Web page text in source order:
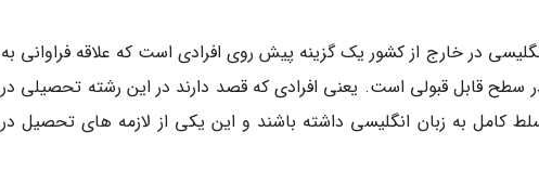
در خارج از کشور یک گزینه پیش روی افرادی است که علاقه فراوانی به
سطح قابل قبولی است. یعنی افرادی که قصد دارند در این رشته تحصیلی در
کامل به زبان انگلیسی داشته باشند و این یکی از لازمه های تحصیل در